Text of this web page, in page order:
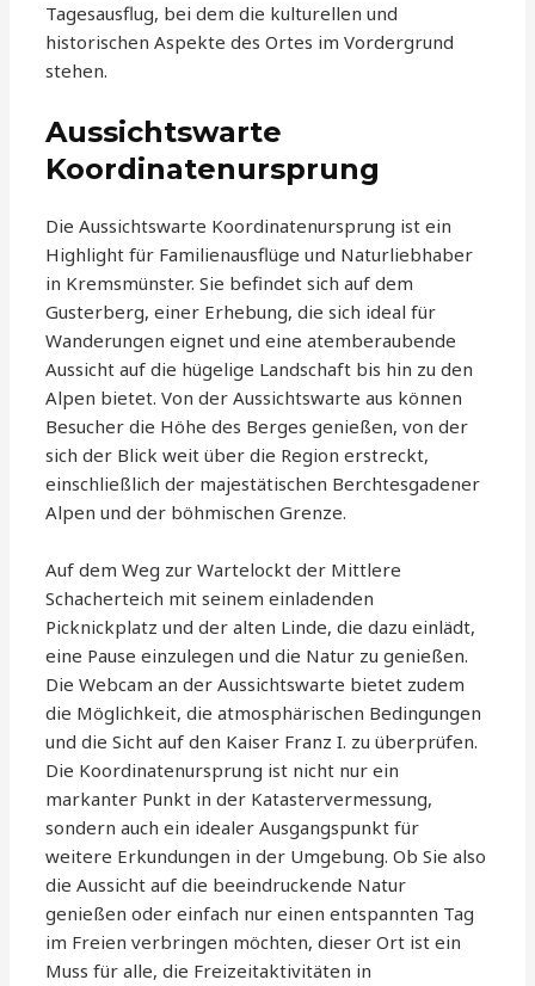
Tagesausflug, bei dem die kulturellen und
historischen Aspekte des Ortes im Vordergrund
stehen.
Aussichtswarte
Koordinatenursprung
Die Aussichtswarte Koordinatenursprung ist ein
Highlight für Familienausflüge und Naturliebhaber
in Kremsmünster. Sie befindet sich auf dem
Gusterberg, einer Erhebung, die sich ideal für
Wanderungen eignet und eine atemberaubende
Aussicht auf die hügelige Landschaft bis hin zu den
Alpen bietet. Von der Aussichtswarte aus können
Besucher die Höhe des Berges genießen, von der
sich der Blick weit über die Region erstreckt,
einschließlich der majestätischen Berchtesgadener
Alpen und der böhmischen Grenze.
Auf dem Weg zur Wartelockt der Mittlere
Schacherteich mit seinem einladenden
Picknickplatz und der alten Linde, die dazu einlädt,
eine Pause einzulegen und die Natur zu genießen.
Die Webcam an der Aussichtswarte bietet zudem
die Möglichkeit, die atmosphärischen Bedingungen
und die Sicht auf den Kaiser Franz I. zu überprüfen.
Die Koordinatenursprung ist nicht nur ein
markanter Punkt in der Katastervermessung,
sondern auch ein idealer Ausgangspunkt für
weitere Erkundungen in der Umgebung. Ob Sie also
die Aussicht auf die beeindruckende Natur
genießen oder einfach nur einen entspannten Tag
im Freien verbringen möchten, dieser Ort ist ein
Muss für alle, die Freizeitaktivitäten in